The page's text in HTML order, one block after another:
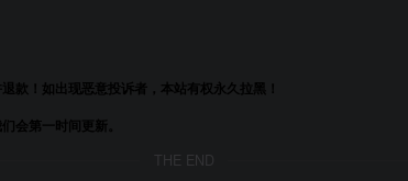
款！如出现恶意投诉者，本站有权永久拉黑！
会第一时间更新。
THE END